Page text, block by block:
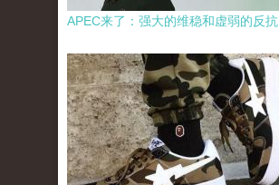
APEC来了：强大的维稳和虚弱的反抗